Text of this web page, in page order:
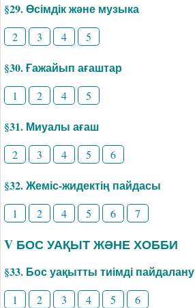
§29. Өсімдік және музыка
2 3 4 5
§30. Ғажайып ағаштар
1 2 4 5
§31. Миуалы ағаш
2 3 4 5 6
§32. Жеміс-жидектің пайдасы
1 2 4 5 6 7
V БОС УАҚЫТ ЖӘНЕ ХОББИ
§33. Бос уақытты тиімді пайдалану
1 2 3 4 5 6